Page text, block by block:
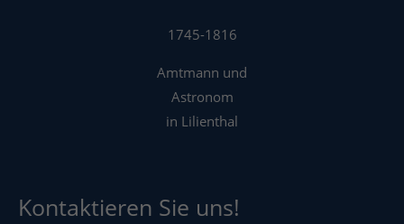
1745-1816
Amtmann und
Astronom
in Lilienthal
Kontaktieren Sie uns!